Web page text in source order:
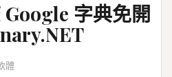
字典免開
體